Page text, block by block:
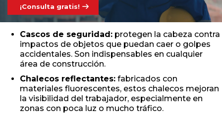
¡Consulta gratis!
Cascos de seguridad: protegen la cabeza contra
impactos de objetos que puedan caer o golpes
accidentales. Son indispensables en cualquier
área de construcción.
Chalecos reflectantes: fabricados con
materiales fluorescentes, estos chalecos mejoran
la visibilidad del trabajador, especialmente en
zonas con poca luz o mucho tráfico.